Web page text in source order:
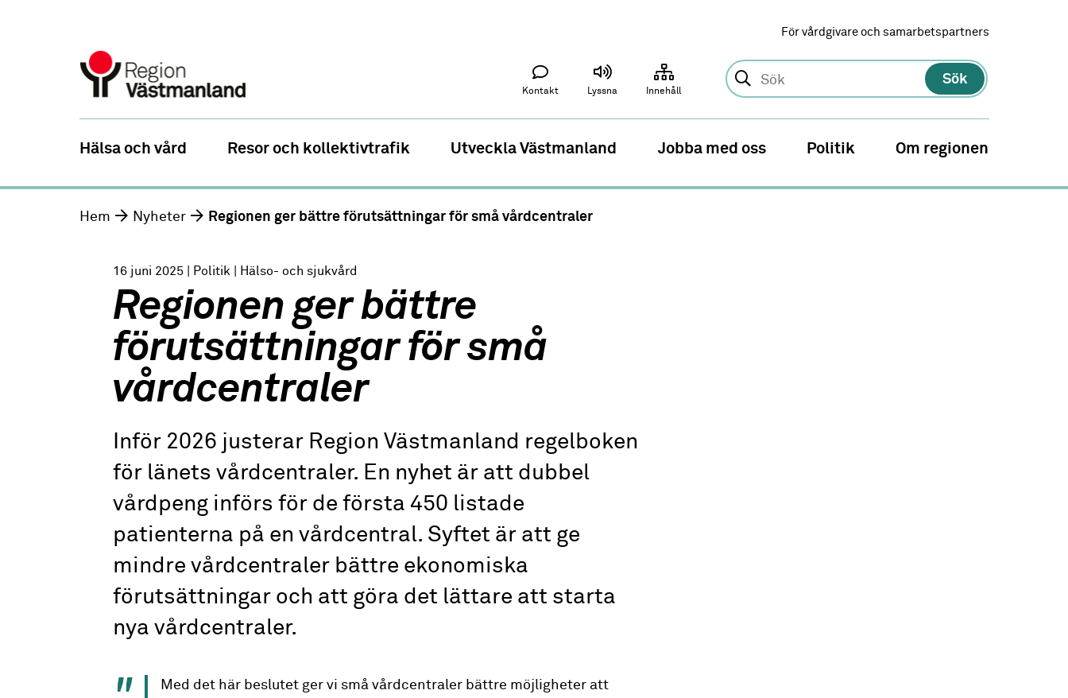
För vårdgivare och samarbetspartners
Sök
Kontakt Lyssna Innehåll
Hälsa och vård Resor och kollektivtrafik Utveckla Västmanland Jobba med oss Politik Om regionen
Hem Nyheter Regionen ger bättre förutsättningar för små vårdcentraler
16 juni 2025 | Politik | Hälso- och sjukvård
Regionen ger bättre
förutsättningar för små
vårdcentraler
Inför 2026 justerar Region Västmanland regelboken
för länets vårdcentraler. En nyhet är att dubbel
vårdpeng införs för de första 450 listade
patienterna på en vårdcentral. Syftet är att ge
mindre vårdcentraler bättre ekonomiska
förutsättningar och att göra det lättare att starta
nya vårdcentraler.
Med det här beslutet ger vi små vårdcentraler bättre möjligheter att